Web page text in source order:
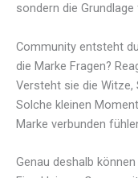
sondern die
Community entsteht
die Marke Fragen?
Versteht sie die Witze,
Solche kleinen
Marke verbunden
Genau deshalb